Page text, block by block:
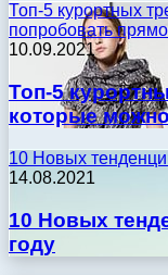
Топ-5 курортных
попробовать
10.09.2021
Топ-5
которые
10 Новых
14.08.2021
10 Новых
году